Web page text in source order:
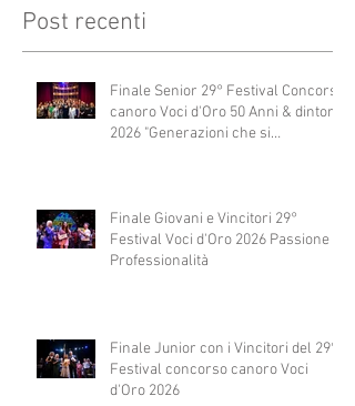
Post recenti
Finale Senior 29° Festival Concorso
canoro Voci d'Oro 50 Anni & dintorni
2026 "Generazioni che si
Finale Giovani e Vincitori 29°
Festival Voci d'Oro 2026 Passione e
Professionalità
Finale Junior con i Vincitori del 29°
Festival concorso canoro Voci
d'Oro 2026